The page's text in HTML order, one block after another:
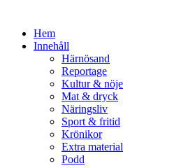
Hem
Innehåll
Härnösand
Reportage
Kultur & nöje
Mat & dryck
Näringsliv
Sport & fritid
Krönikor
Extra material
Podd